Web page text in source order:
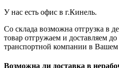
У нас есть офис в г.Кинель.
Со склада возможна отгрузка в
товар отгружаем и доставляем
транспортной компании в Вашем
Возможна ли доставка в